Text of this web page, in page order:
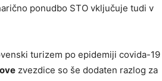
ponudbo STO vključuje tudi v
turizem po epidemiji covida-19
zvezdice so še dodaten razlog za